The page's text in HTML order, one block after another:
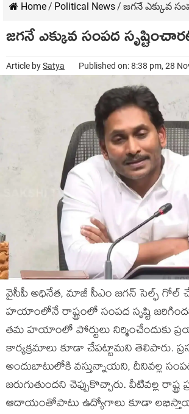
Home/ Political News/ జగనే ఎక్కువ
జగనే ఎక్కువ సంప‌ద
Article bySatya Published on: 8:38 pm, 28
వైసీపీ అధినేత‌, మాజీ సీఎం జ‌గ‌న్ సెల్ఫ్ గోల్
హ‌యాంలోనే రాష్ట్రంలో సంప‌ద సృష్టి
త‌మ హ‌యాంలో పోర్టులు నిర్మించేందుకు
కార్య‌క్రమాలు కూడా చేప‌ట్టామ‌ని తెలిపారు.
అందుబాటులోకి వ‌స్తున్నాయ‌ని, దీనివ‌ల్ల
జ‌రుగుతుంద‌ని చెప్పుకొచ్చారు. వీటివ‌ల్ల రాష్ట్ర
ఆదాయంతోపాటు ఉద్యోగాలు కూడా